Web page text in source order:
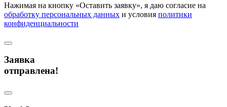
Нажимая на кнопку «Оставить заявку», я даю согласие на
обработку персональных данных и условия политики
конфиденциальности
Заявка
отправлена!